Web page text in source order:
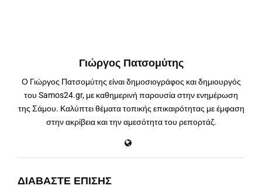
Γιώργος Πατσομύτης
Ο Γιώργος Πατσομύτης είναι δημοσιογράφος και δημιουργός
του Samos24.gr, με καθημερινή παρουσία στην ενημέρωση
της Σάμου. Καλύπτει θέματα τοπικής επικαιρότητας με έμφαση
στην ακρίβεια και την αμεσότητα του ρεπορτάζ.
ΔΙΑΒΆΣΤΕ ΕΠΊΣΗΣ